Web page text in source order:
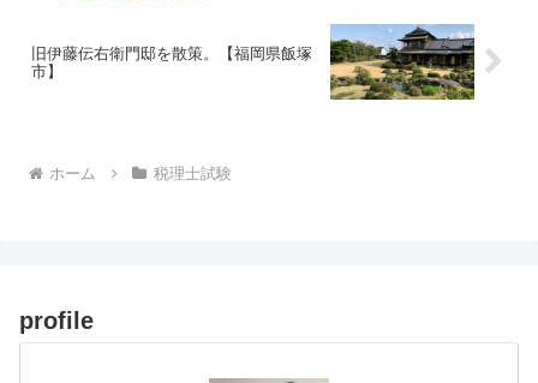
旧伊藤伝右衛門邸を散策。【福岡県飯塚
市】
ホーム 税理士試験
profile